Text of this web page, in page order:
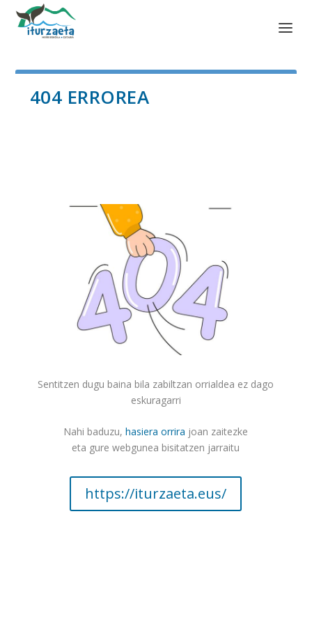
404 ERROREA
Sentitzen dugu baina bila zabiltzan orrialdea ez dago
eskuragarri
Nahi baduzu,hasiera orrira joan zaitezke
eta gure webgunea bisitatzen jarraitu
https://iturzaeta.eus/